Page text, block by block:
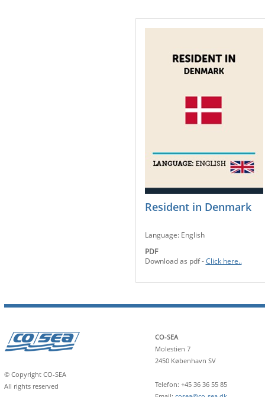
Resident in Denmark
Language: English
PDF
Download as pdf -Click here..
© Copyright CO-SEA
All rights reserved
CO-SEA
Molestien 7
2450 København SV
Telefon: +45 36 36 55 85